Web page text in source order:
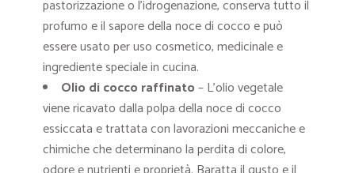
pastorizzazione o l’idrogenazione, conserva tutto il
profumo e il sapore della noce di cocco e può
essere usato per uso cosmetico, medicinale e
ingrediente speciale in cucina.
Olio di cocco raffinato– L’olio vegetale
viene ricavato dalla polpa della noce di cocco
essiccata e trattata con lavorazioni meccaniche e
chimiche che determinano la perdita di colore,